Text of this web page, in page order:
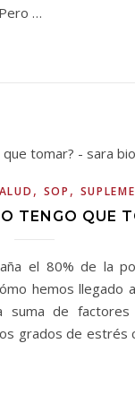
…
, SOP ,
TENGO QUE
el 80% de la
hemos llegado
suma de
grados de estrés